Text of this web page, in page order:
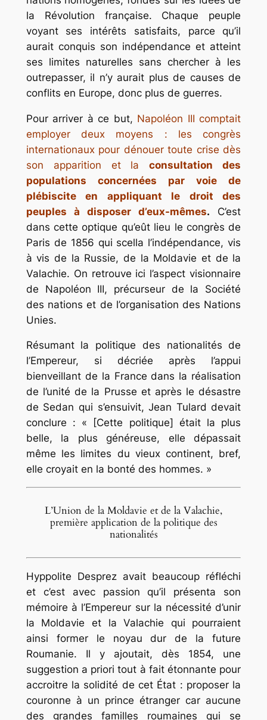
la Révolution française. Chaque peuple
voyant ses intérêts satisfaits, parce qu’il
aurait conquis son indépendance et atteint
ses limites naturelles sans chercher à les
outrepasser, il n’y aurait plus de causes de
conflits en Europe, donc plus de guerres.
Pour arriver à ce but, Napoléon III comptait
employer deux moyens : les congrès
internationaux pour dénouer toute crise dès
son apparition et laconsultation des
populations concernées par voie de
plébiscite en appliquant le droit des
peuples à disposer d’eux-mêmes. C’est
dans cette optique qu’eût lieu le congrès de
Paris de 1856 qui scella l’indépendance, vis
à vis de la Russie, de la Moldavie et de la
Valachie. On retrouve ici l’aspect visionnaire
de Napoléon III, précurseur de la Société
des nations et de l’organisation des Nations
Unies.
Résumant la politique des nationalités de
l’Empereur, si décriée après l’appui
bienveillant de la France dans la réalisation
de l’unité de la Prusse et après le désastre
de Sedan qui s’ensuivit, Jean Tulard devait
conclure : « [Cette politique] était la plus
belle, la plus généreuse, elle dépassait
même les limites du vieux continent, bref,
elle croyait en la bonté des hommes. »
L’Union de la Moldavie et de la Valachie,
première application de la politique des
nationalités
Hyppolite Desprez avait beaucoup réfléchi
et c’est avec passion qu’il présenta son
mémoire à l’Empereur sur la nécessité d’unir
la Moldavie et la Valachie qui pourraient
ainsi former le noyau dur de la future
Roumanie. Il y ajoutait, dès 1854, une
suggestion a priori tout à fait étonnante pour
accroitre la solidité de cet État : proposer la
couronne à un prince étranger car aucune
des grandes familles roumaines qui se